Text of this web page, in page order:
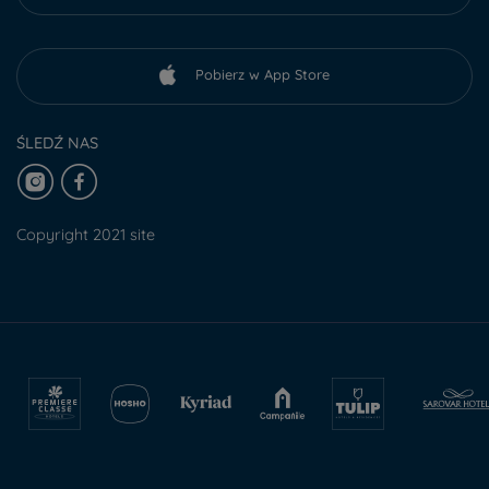
Pobierz w App Store
ŚLEDŹ NAS
Copyright 2021 site